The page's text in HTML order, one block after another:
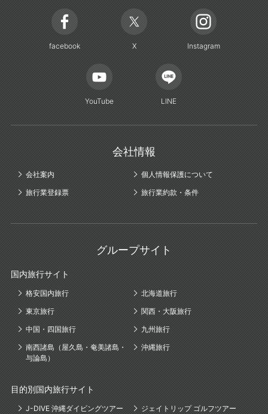
facebook X Instagram
YouTube LINE
会社情報
会社案内
個人情報保護について
旅行業登録票
旅行業約款・条件
グループサイト
国内旅行サイト
格安国内旅行
北海道旅行
東京旅行
関西・大阪旅行
中国・四国旅行
九州旅行
南西諸島（屋久島・奄美諸島・
与論島）
沖縄旅行
目的別国内旅行サイト
J-DIVE 沖縄ダイビングツアー
ジェイトリップ ゴルフツアー